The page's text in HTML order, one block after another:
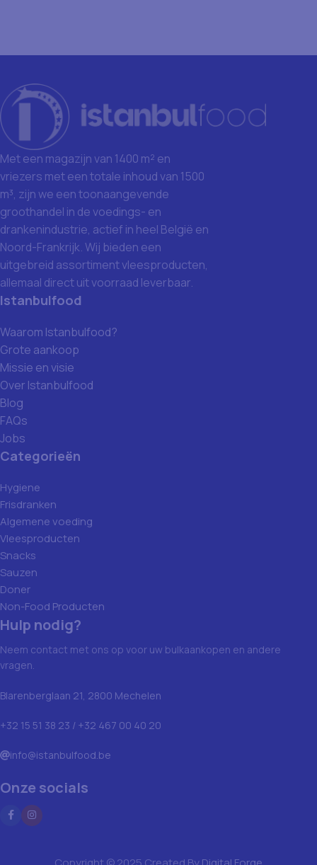
Met een magazijn van 1400 m² en
vriezers met een totale inhoud van 1500
m³, zijn we een toonaangevende
groothandel in de voedings- en
drankenindustrie, actief in heel België en
Noord-Frankrijk. Wij bieden een
uitgebreid assortiment vleesproducten,
allemaal direct uit voorraad leverbaar.
Istanbulfood
Waarom Istanbulfood?
Grote aankoop
Missie en visie
Over Istanbulfood
Blog
FAQs
Jobs
Categorieën
Hygiene
Frisdranken
Algemene voeding
Vleesproducten
Snacks
Sauzen
Doner
Non-Food Producten
Hulp nodig?
Neem contact met ons op voor uw bulkaankopen en andere
vragen.
Blarenberglaan 21, 2800 Mechelen
+32 15 51 38 23 / +32 467 00 40 20
info@istanbulfood.be
Onze socials